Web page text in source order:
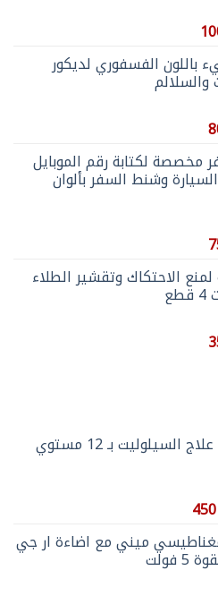
السعر
هو:
100 EGP.
الفسفوري لديكور
السعر
هو:
80 EGP.
مخصصة لكتابة رقم الموبايل
وشنط السفر بألوان
السعر
هو:
75 EGP.
الاحتكاك وتقشير الطلاء
السعر
جهاز شد الجلد و علاج السيلوليت بـ 12 مستوي
السعر
هو:
450 EGP.
ميني مع اضاءة ار جي